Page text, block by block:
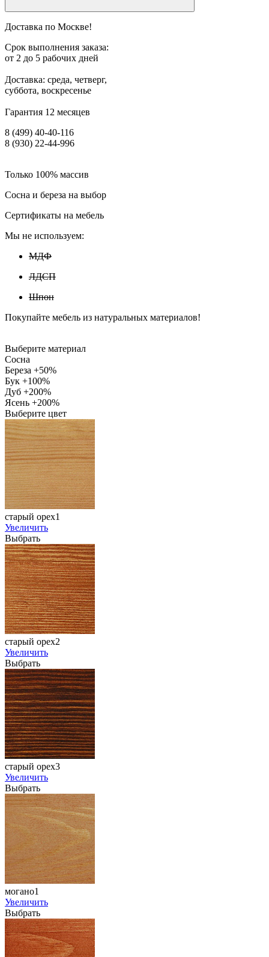
Доставка по Москве!
Срок выполнения заказа:
от 2 до 5 рабочих дней
Доставка: среда, четверг,
суббота, воскресенье
Гарантия 12 месяцев
8 (499) 40-40-116
8 (930) 22-44-996
Только 100% массив
Сосна и береза на выбор
Сертификаты на мебель
Мы не используем:
МДФ
ЛДСП
Шпон
Покупайте мебель из натуральных материалов!
Выберите материал
Сосна
Береза +50%
Бук +100%
Дуб +200%
Ясень +200%
Выберите цвет
старый орех1
Увеличить
Выбрать
старый орех2
Увеличить
Выбрать
старый орех3
Увеличить
Выбрать
могано1
Увеличить
Выбрать